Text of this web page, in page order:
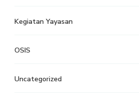
Kegiatan Yayasan
OSIS
Uncategorized